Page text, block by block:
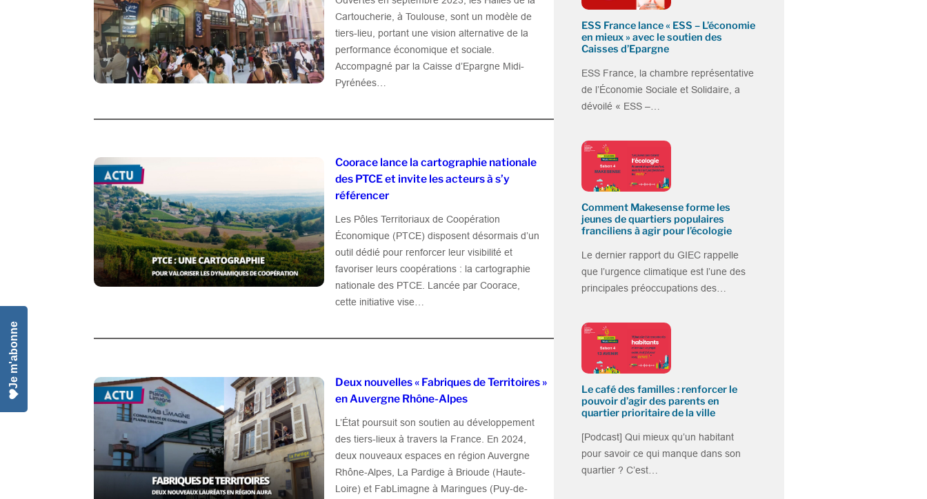
Cartoucherie, à Toulouse, sont un modèle de
tiers-lieu, portant une vision alternative de la
performance économique et sociale.
Accompagné par la Caisse d’Epargne Midi-
Pyrénées…
Coorace lance la cartographie nationale
des PTCE et invite les acteurs à s’y
référencer
Les Pôles Territoriaux de Coopération
Économique (PTCE) disposent désormais d’un
outil dédié pour renforcer leur visibilité et
favoriser leurs coopérations : la cartographie
nationale des PTCE. Lancée par Coorace,
cette initiative vise…
Deux nouvelles « Fabriques de Territoires »
en Auvergne Rhône-Alpes
L’État poursuit son soutien au développement
des tiers-lieux à travers la France. En 2024,
deux nouveaux espaces en région Auvergne
Rhône-Alpes, La Pardige à Brioude (Haute-
Loire) et FabLimagne à Maringues (Puy-de-
ESS France lance « ESS – L’économie
en mieux » avec le soutien des
Caisses d’Epargne
ESS France, la chambre représentative
de l’Économie Sociale et Solidaire, a
dévoilé « ESS –…
Comment Makesense forme les
jeunes de quartiers populaires
franciliens à agir pour l’écologie
Le dernier rapport du GIEC rappelle
que l’urgence climatique est l’une des
principales préoccupations des…
Le café des familles : renforcer le
pouvoir d’agir des parents en
quartier prioritaire de la ville
[Podcast] Qui mieux qu’un habitant
pour savoir ce qui manque dans son
quartier ? C’est…
Je m'abonne